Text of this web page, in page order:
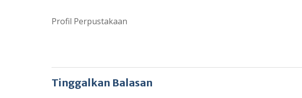
Profil Perpustakaan
Tinggalkan Balasan